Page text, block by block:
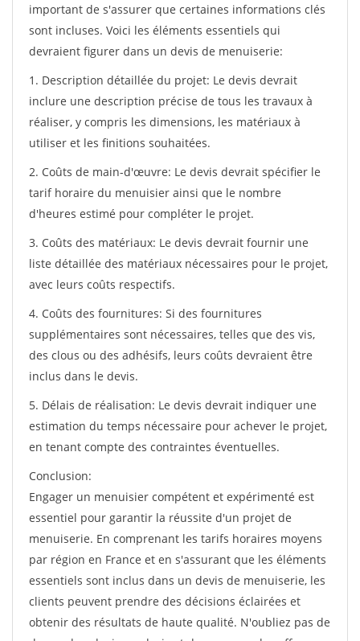
important de s'assurer que certaines informations clés
sont incluses. Voici les éléments essentiels qui
devraient figurer dans un devis de menuiserie:
1. Description détaillée du projet: Le devis devrait
inclure une description précise de tous les travaux à
réaliser, y compris les dimensions, les matériaux à
utiliser et les finitions souhaitées.
2. Coûts de main-d'œuvre: Le devis devrait spécifier le
tarif horaire du menuisier ainsi que le nombre
d'heures estimé pour compléter le projet.
3. Coûts des matériaux: Le devis devrait fournir une
liste détaillée des matériaux nécessaires pour le projet,
avec leurs coûts respectifs.
4. Coûts des fournitures: Si des fournitures
supplémentaires sont nécessaires, telles que des vis,
des clous ou des adhésifs, leurs coûts devraient être
inclus dans le devis.
5. Délais de réalisation: Le devis devrait indiquer une
estimation du temps nécessaire pour achever le projet,
en tenant compte des contraintes éventuelles.
Conclusion:
Engager un menuisier compétent et expérimenté est
essentiel pour garantir la réussite d'un projet de
menuiserie. En comprenant les tarifs horaires moyens
par région en France et en s'assurant que les éléments
essentiels sont inclus dans un devis de menuiserie, les
clients peuvent prendre des décisions éclairées et
obtenir des résultats de haute qualité. N'oubliez pas de